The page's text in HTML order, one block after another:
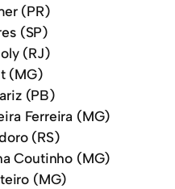
(PR)
(SP)
(RJ)
(MG)
(PB)
Ferreira (MG)
(RS)
Coutinho (MG)
(MG)